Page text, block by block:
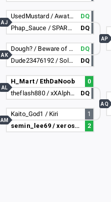
UsedMustard / Awata_Kaoruko
DQ
Phap_Sauce / SPARDUNNY
DQ
AJ
Dough? / Beware of Chair
DQ
Dude23476192 / SolaRrMyst7780
DQ
AK
H_Mart / EthDaNoob
0
theflash880 / xXAlphyxXYT
DQ
AL
Kaito_God1 / Kiri
1
semin_lee69 / xerosky25
2
AM
AP
AQ